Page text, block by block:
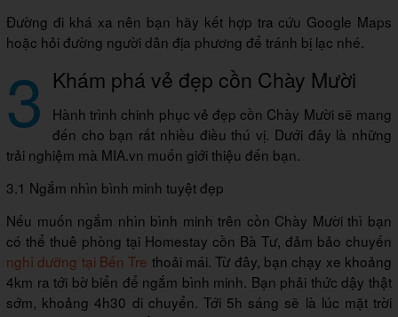
Đường đi khá xa nên bạn hãy kết hợp tra cứu Google Maps
hoặc hỏi đường người dân địa phương để tránh bị lạc nhé.
3 Khám phá vẻ đẹp cồn Chày Mười
Hành trình chinh phục vẻ đẹp cồn Chày Mười sẽ mang
đến cho bạn rất nhiều điều thú vị. Dưới đây là những
trải nghiệm mà MIA.vn muốn giới thiệu đến bạn.
3.1 Ngắm nhìn bình minh tuyệt đẹp
Nếu muốn ngắm nhìn bình minh trên cồn Chày Mười thì bạn
có thể thuê phòng tại Homestay cồn Bà Tư, đảm bảo chuyến
nghỉ dưỡng tại Bến Tre thoải mái. Từ đây, bạn chạy xe khoảng
4km ra tới bờ biển để ngắm bình minh. Bạn phải thức dậy thật
sớm, khoảng 4h30 di chuyển. Tới 5h sáng sẽ là lúc mặt trời